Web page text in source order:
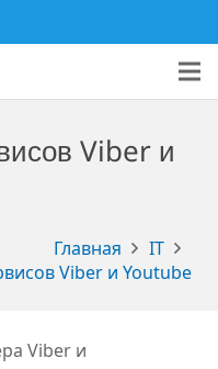
Viber и
Главная
IT
Viber и Youtube
Viber и